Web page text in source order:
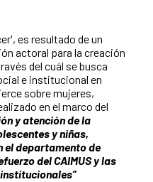
es resultado de un
actoral para la creación
del cuál se busca
e institucional en
sobre mujeres,
en el marco del
y atención de la
y niñas,
el departamento de
del CAIMUS y las